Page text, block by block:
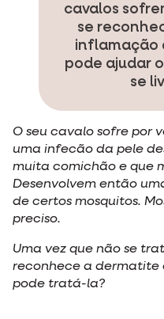
cavalos
se
inflamação
pode ajudar
se
O seu cavalo sofre por
uma infecão da pele
muita comichão e que
Desenvolvem então
de certos mosquitos.
preciso.
Uma vez que não se
reconhece a dermatite
pode tratá-la?